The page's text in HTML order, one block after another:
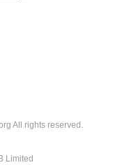
All rights reserved.
Limited